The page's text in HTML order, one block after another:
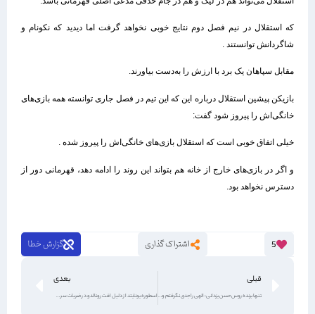
که استقلال در نیم فصل دوم نتایج خوبی نخواهد گرفت اما دیدید که نکونام و
شاگردانش توانستند .
مقابل سپاهان یک برد با ارزش را به‌دست بیاورند.
بازیکن پیشین استقلال درباره این که این تیم در فصل جاری توانسته همه بازی‌های
خانگی‌اش را پیروز شود گفت:
خیلی اتفاق خوبی است که استقلال بازی‌های خانگی‌اش را پیروز شده .
و اگر در بازی‌های خارج از خانه هم بتواند این روند را ادامه دهد، قهرمانی دور از
دسترس نخواهد بود.
5 اشتراک گذاری گزارش خطا
قبلی
تنها برنده روس حسن یزدانی: الهی را جدی نگرفتم و باختم
بعدی
اسطوره یونایتد از دلیل افت رونالدو در ضربات سر گفت